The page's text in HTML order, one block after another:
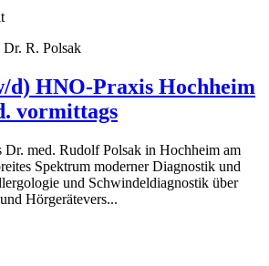
R. Polsak
d) HNO-Praxis Hochheim
vormittags
med. Rudolf Polsak in Hochheim am
Spektrum moderner Diagnostik und
und Schwindeldiagnostik über
Hörgerätevers...